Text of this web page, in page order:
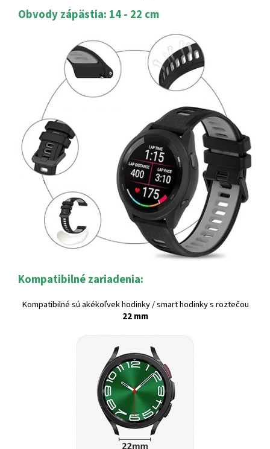
Obvody zápästia: 14 - 22 cm
Kompatibilné zariadenia:
Kompatibilné sú akékoľvek hodinky / smart hodinky s roztečou
22 mm